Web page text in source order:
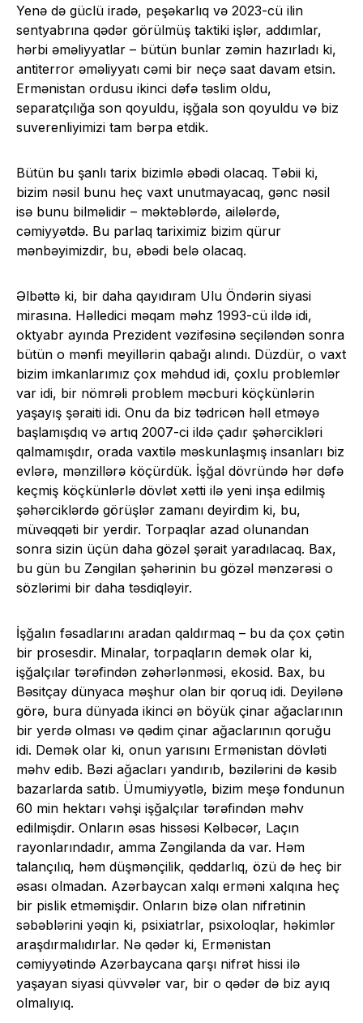
Yenə də güclü iradə, peşəkarlıq və 2023-cü ilin
sentyabrına qədər görülmüş taktiki işlər, addımlar,
hərbi əməliyyatlar – bütün bunlar zəmin hazırladı ki,
antiterror əməliyyatı cəmi bir neçə saat davam etsin.
Ermənistan ordusu ikinci dəfə təslim oldu,
separatçılığa son qoyuldu, işğala son qoyuldu və biz
suverenliyimizi tam bərpa etdik.
Bütün bu şanlı tarix bizimlə əbədi olacaq. Təbii ki,
bizim nəsil bunu heç vaxt unutmayacaq, gənc nəsil
isə bunu bilməlidir – məktəblərdə, ailələrdə,
cəmiyyətdə. Bu parlaq tariximiz bizim qürur
mənbəyimizdir, bu, əbədi belə olacaq.
Əlbəttə ki, bir daha qayıdıram Ulu Öndərin siyasi
mirasına. Həlledici məqam məhz 1993-cü ildə idi,
oktyabr ayında Prezident vəzifəsinə seçiləndən sonra
bütün o mənfi meyillərin qabağı alındı. Düzdür, o vaxt
bizim imkanlarımız çox məhdud idi, çoxlu problemlər
var idi, bir nömrəli problem məcburi köçkünlərin
yaşayış şəraiti idi. Onu da biz tədricən həll etməyə
başlamışdıq və artıq 2007-ci ildə çadır şəhərcikləri
qalmamışdır, orada vaxtilə məskunlaşmış insanları biz
evlərə, mənzillərə köçürdük. İşğal dövründə hər dəfə
keçmiş köçkünlərlə dövlət xətti ilə yeni inşa edilmiş
şəhərciklərdə görüşlər zamanı deyirdim ki, bu,
müvəqqəti bir yerdir. Torpaqlar azad olunandan
sonra sizin üçün daha gözəl şərait yaradılacaq. Bax,
bu gün bu Zəngilan şəhərinin bu gözəl mənzərəsi o
sözlərimi bir daha təsdiqləyir.
İşğalın fəsadlarını aradan qaldırmaq – bu da çox çətin
bir prosesdir. Minalar, torpaqların demək olar ki,
işğalçılar tərəfindən zəhərlənməsi, ekosid. Bax, bu
Bəsitçay dünyaca məşhur olan bir qoruq idi. Deyilənə
görə, bura dünyada ikinci ən böyük çinar ağaclarının
bir yerdə olması və qədim çinar ağaclarının qoruğu
idi. Demək olar ki, onun yarısını Ermənistan dövləti
məhv edib. Bəzi ağacları yandırıb, bəzilərini də kəsib
bazarlarda satıb. Ümumiyyətlə, bizim meşə fondunun
60 min hektarı vəhşi işğalçılar tərəfindən məhv
edilmişdir. Onların əsas hissəsi Kəlbəcər, Laçın
rayonlarındadır, amma Zəngilanda da var. Həm
talançılıq, həm düşmənçilik, qəddarlıq, özü də heç bir
əsası olmadan. Azərbaycan xalqı erməni xalqına heç
bir pislik etməmişdir. Onların bizə olan nifrətinin
səbəblərini yəqin ki, psixiatrlar, psixoloqlar, həkimlər
araşdırmalıdırlar. Nə qədər ki, Ermənistan
cəmiyyətində Azərbaycana qarşı nifrət hissi ilə
yaşayan siyasi qüvvələr var, bir o qədər də biz ayıq
olmalıyıq.